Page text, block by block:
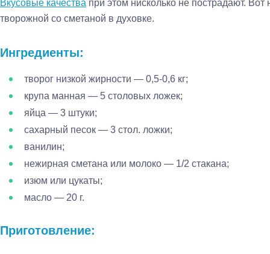
Вкусовые качества при этом нисколько не пострадают.
творожной со сметаной в духовке.
Ингредиенты:
творог низкой жирности — 0,5-0,6 кг;
крупа манная — 5 столовых ложек;
яйца — 3 штуки;
сахарный песок — 3 стол. ложки;
ванилин;
нежирная сметана или молоко — 1/2 стакана;
изюм или цукаты;
масло — 20 г.
Приготовление: